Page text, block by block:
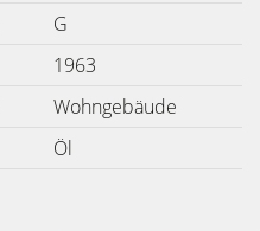
G
1963
Wohngebäude
Öl